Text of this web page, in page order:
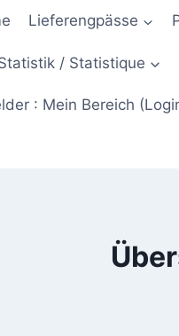
Lieferengpässe
/ Statistique
: Mein Bereich